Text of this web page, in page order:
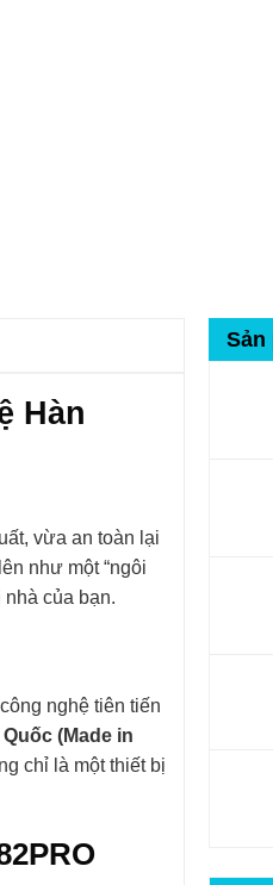
Hàn
vừa an toàn lại
như một “ngôi
của bạn.
nghệ tiên tiến
Quốc (Made in
chỉ là một thiết bị
Sản